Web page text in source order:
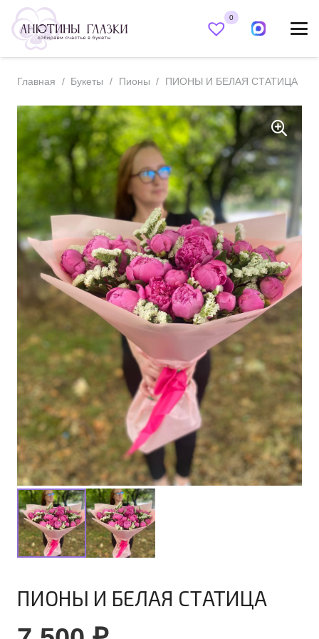
0
Главная / Букеты / Пионы / ПИОНЫ И БЕЛАЯ СТАТИЦА
ПИОНЫ И БЕЛАЯ СТАТИЦА